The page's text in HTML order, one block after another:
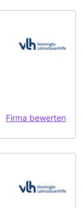
Firma bewerten